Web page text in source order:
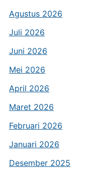
Agustus 2026
Juli 2026
Juni 2026
Mei 2026
April 2026
Maret 2026
Februari 2026
Januari 2026
Desember 2025